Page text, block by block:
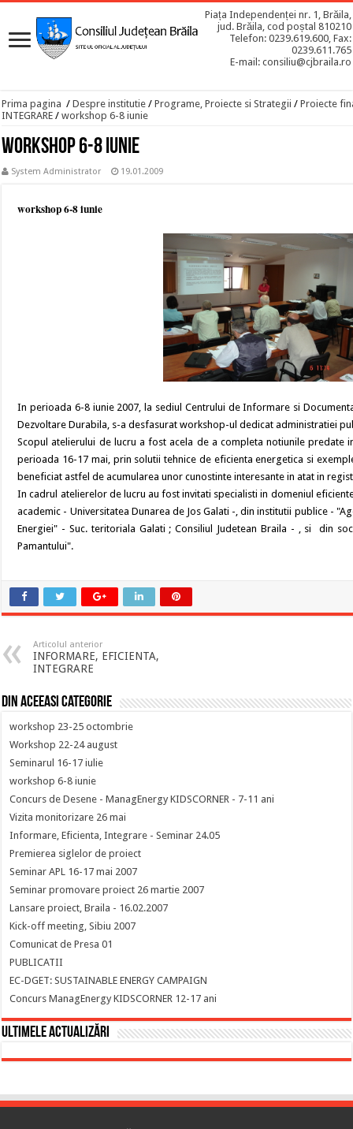
Piața Independenței nr. 1, Brăila,
jud. Brăila, cod poștal 810210
Telefon: 0239.619.600, Fax:
0239.611.765
E-mail: consiliu@cjbraila.ro
Prima pagina / Despre institutie / Programe, Proiecte si Strategii / Proiecte
INTEGRARE / workshop 6-8 iunie
workshop 6-8 iunie
System Administrator 19.01.2009
workshop 6-8 iunie
In perioada 6-8 iunie 2007, la sediul Centrului de Informare si
Dezvoltare Durabila, s-a desfasurat workshop-ul dedicat administratiei
Scopul atelierului de lucru a fost acela de a completa notiunile predate
perioada 16-17 mai, prin solutii tehnice de eficienta energetica si
beneficiat astfel de acumularea unor cunostinte interesante in atat in
In cadrul atelierelor de lucru au fost invitati specialisti in domeniul
academic - Universitatea Dunarea de Jos Galati -, din institutii publice -
Energiei" - Suc. teritoriala Galati ; Consiliul Judetean Braila - , si din
Pamantului".
Articolul anterior
INFORMARE, EFICIENTA,
INTEGRARE
Din aceeasi categorie
workshop 23-25 octombrie
Workshop 22-24 august
Seminarul 16-17 iulie
workshop 6-8 iunie
Concurs de Desene - ManagEnergy KIDSCORNER - 7-11 ani
Vizita monitorizare 26 mai
Informare, Eficienta, Integrare - Seminar 24.05
Premierea siglelor de proiect
Seminar APL 16-17 mai 2007
Seminar promovare proiect 26 martie 2007
Lansare proiect, Braila - 16.02.2007
Kick-off meeting, Sibiu 2007
Comunicat de Presa 01
PUBLICATII
EC-DGET: SUSTAINABLE ENERGY CAMPAIGN
Concurs ManagEnergy KIDSCORNER 12-17 ani
Ultimele actualizări